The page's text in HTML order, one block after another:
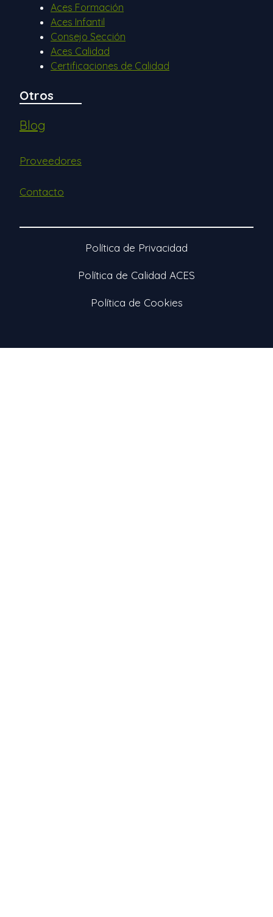
Aces Formación
Aces Infantil
Consejo Sección
Aces Calidad
Certificaciones de Calidad
Otros
Blog
Proveedores
Contacto
Política de Privacidad
Política de Calidad ACES
Política de Cookies